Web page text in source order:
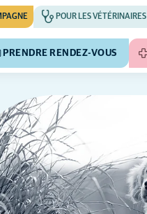
POUR LES VÉTÉRINAIRES
PRENDRE RENDEZ-VOUS